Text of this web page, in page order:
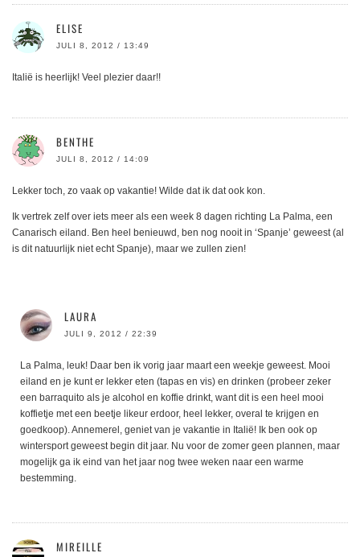
ELISE
JULI 8, 2012 / 13:49
Italië is heerlijk! Veel plezier daar!!
BENTHE
JULI 8, 2012 / 14:09
Lekker toch, zo vaak op vakantie! Wilde dat ik dat ook kon.
Ik vertrek zelf over iets meer als een week 8 dagen richting La Palma, een
Canarisch eiland. Ben heel benieuwd, ben nog nooit in ‘Spanje’ geweest (al
is dit natuurlijk niet echt Spanje), maar we zullen zien!
LAURA
JULI 9, 2012 / 22:39
La Palma, leuk! Daar ben ik vorig jaar maart een weekje geweest. Mooi
eiland en je kunt er lekker eten (tapas en vis) en drinken (probeer zeker
een barraquito als je alcohol en koffie drinkt, want dit is een heel mooi
koffietje met een beetje likeur erdoor, heel lekker, overal te krijgen en
goedkoop). Annemerel, geniet van je vakantie in Italië! Ik ben ook op
wintersport geweest begin dit jaar. Nu voor de zomer geen plannen, maar
mogelijk ga ik eind van het jaar nog twee weken naar een warme
bestemming.
MIREILLE